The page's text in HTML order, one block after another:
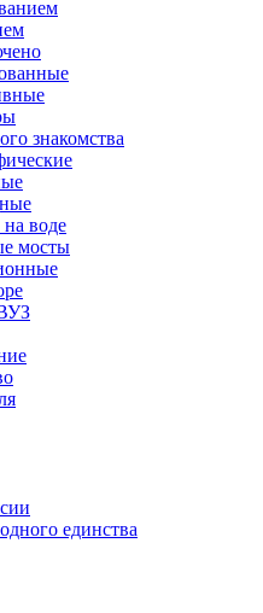
знакомства
на воде
мосты
единства